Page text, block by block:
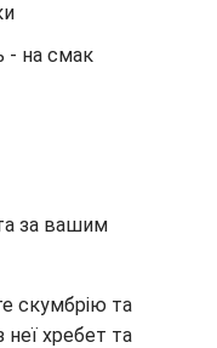
- на смак
за вашим
скумбрію та
неї хребет та